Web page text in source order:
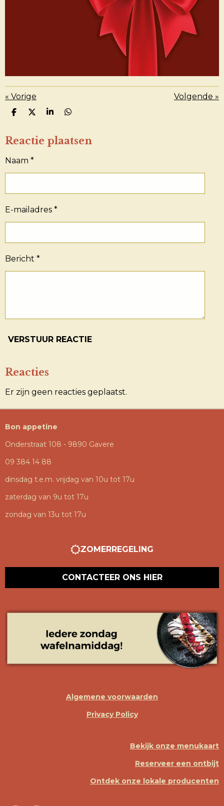
« Vorige Volgende »
D
E
N
D
L
S
R
E
D
E
N
Reactie plaatsen
Naam *
E-mailadres *
Bericht *
VERSTUUR REACTIE
Reacties
Er zijn geen reacties geplaatst.
Bon appetine
Onderstraat 108 - 9890 Gavere
09 384 14 88
dinsdag t.e.m. vrijdag van 10u tot 17u
zaterdag van 9u tot 17u
zondag van 13u tot 17u
ZOMERREGELING
CONTACTEER ONS HIER
Algemene voorwaarden
Privacy Policy
Bekijk onze menukaart
Reserveer een ontbijt
Ontdek onze lokale producenten